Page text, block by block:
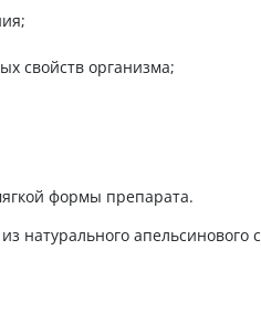
свойств организма;
формы препарата.
натурального апельсинового